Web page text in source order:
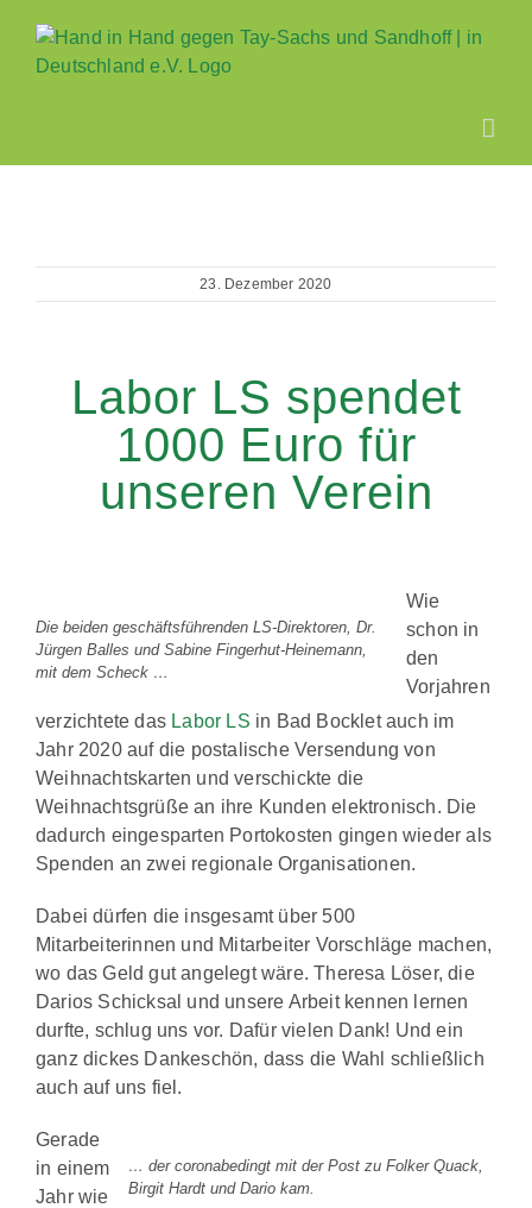
Inhalt
springen
23. Dezember 2020
Labor LS spendet
1000 Euro für
unseren Verein
Die beiden geschäftsführenden LS-Direktoren, Dr.
Jürgen Balles und Sabine Fingerhut-Heinemann,
mit dem Scheck …
Wie
schon in
den
Vorjahren
verzichtete das Labor LS in Bad Bocklet auch im
Jahr 2020 auf die postalische Versendung von
Weihnachtskarten und verschickte die
Weihnachtsgrüße an ihre Kunden elektronisch. Die
dadurch eingesparten Portokosten gingen wieder als
Spenden an zwei regionale Organisationen.
Dabei dürfen die insgesamt über 500
Mitarbeiterinnen und Mitarbeiter Vorschläge machen,
wo das Geld gut angelegt wäre. Theresa Löser, die
Darios Schicksal und unsere Arbeit kennen lernen
durfte, schlug uns vor. Dafür vielen Dank! Und ein
ganz dickes Dankeschön, dass die Wahl schließlich
auch auf uns fiel.
… der coronabedingt mit der Post zu Folker Quack,
Birgit Hardt und Dario kam.
Gerade
in einem
Jahr wie